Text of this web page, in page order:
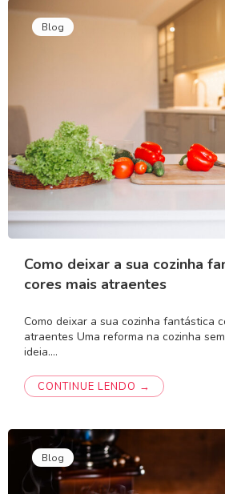
Blog
Como deixar a sua cozinha
cores mais atraentes
Como deixar a sua cozinha fantástica
atraentes Uma reforma na cozinha
ideia.…
CONTINUE LENDO →
Blog